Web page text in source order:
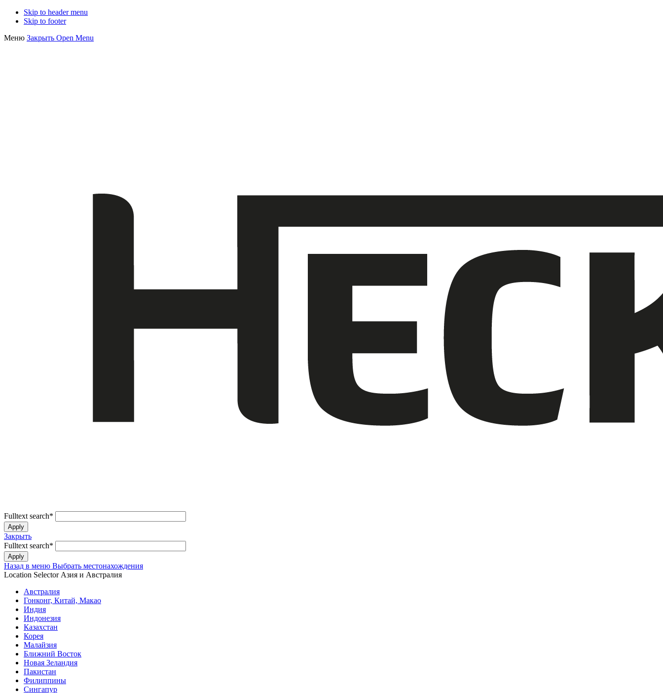
Skip to header menu
Skip to footer
Меню Закрыть Open Menu
Fulltext search*
Закрыть
Fulltext search*
Назад в меню Выбрать местонахождения
Location Selector Азия и Австралия
Австралия
Гонконг, Китай, Макао
Индия
Индонезия
Казахстан
Корея
Малайзия
Ближний Восток
Новая Зеландия
Пакистан
Филиппины
Сингапур